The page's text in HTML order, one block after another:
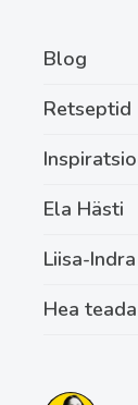
Blog
Retseptid
Ela Hästi
Liisa-Indra
Hea teada